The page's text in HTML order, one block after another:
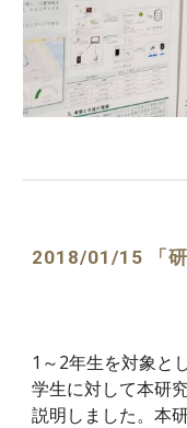
2018/01/15 「研
1～2年生を対象と
学生に対して本研
説明しました。本